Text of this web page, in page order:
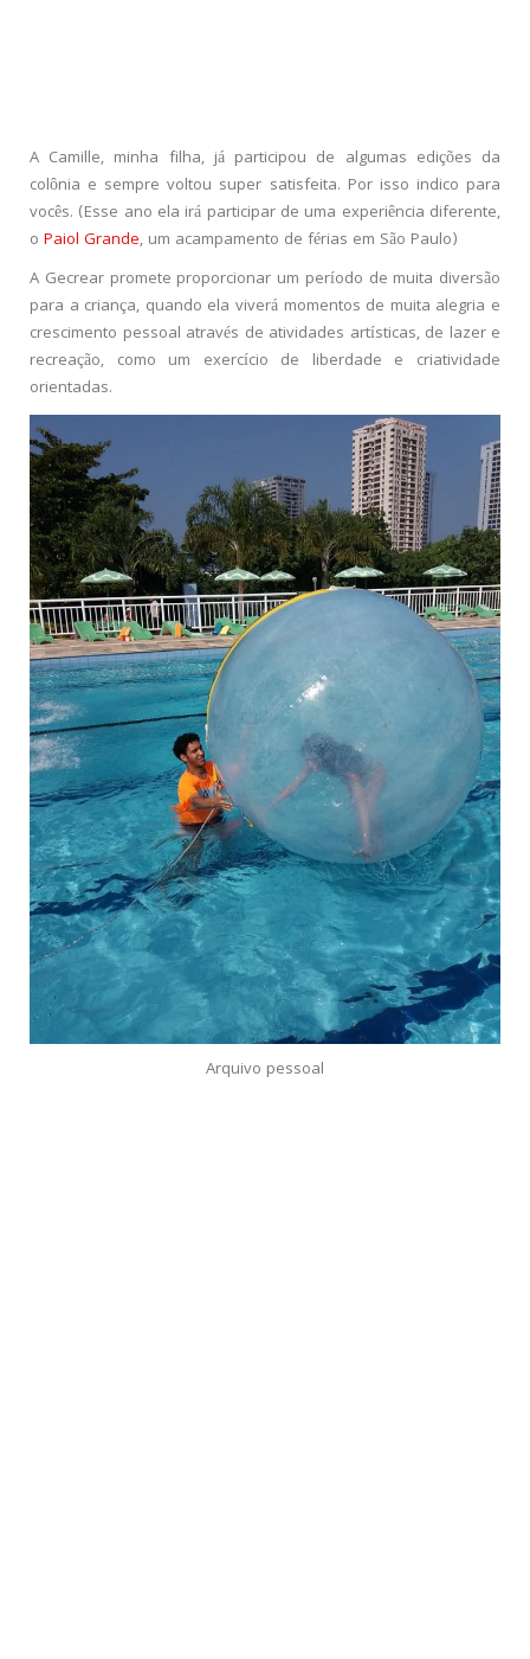
A Camille, minha filha, já participou de algumas edições da
colônia e sempre voltou super satisfeita. Por isso indico para
vocês. (Esse ano ela irá participar de uma experiência diferente,
o Paiol Grande, um acampamento de férias em São Paulo)
A Gecrear promete proporcionar um período de muita diversão
para a criança, quando ela viverá momentos de muita alegria e
crescimento pessoal através de atividades artísticas, de lazer e
recreação, como um exercício de liberdade e criatividade
orientadas.
Arquivo pessoal